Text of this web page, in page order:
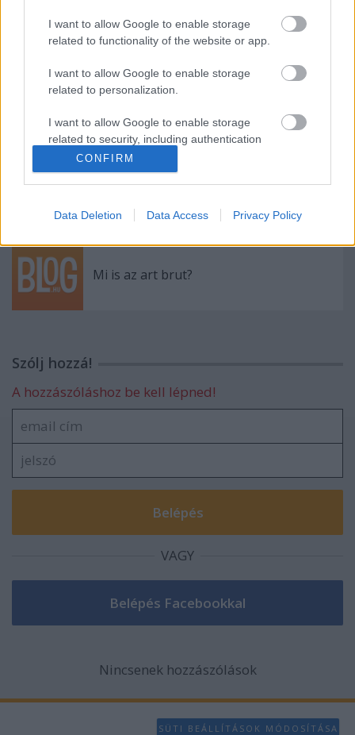
I want to allow Google to enable storage
related to functionality of the website or app.
I want to allow Google to enable storage
related to personalization.
I want to allow Google to enable storage
related to security, including authentication
functionality and fraud prevention, and other
user protection.
CONFIRM
Data Deletion Data Access Privacy Policy
Outsider Art Fair New York - 2012. január
Mi is az art brut?
Szólj hozzá!
A hozzászóláshoz be kell lépned!
VAGY
Nincsenek hozzászólások
SÜTI BEÁLLÍTÁSOK MÓDOSÍTÁSA